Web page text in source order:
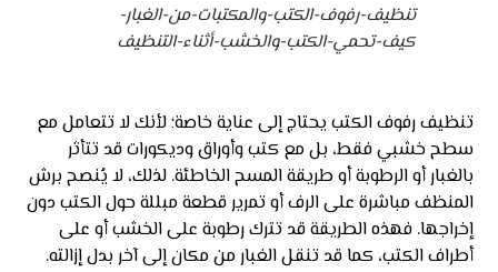
تنظيف-رفوف-الكتب-والمكتبات-من-الغبار-
كيف-تحمي-الكتب-والخشب-أثناء-التنظيف
تنظيف رفوف الكتب يحتاج إلى عناية خاصة؛ لأنك لا تتعامل مع
سطح خشبي فقط، بل مع كتب وأوراق وديكورات قد تتأثر
بالغبار أو الرطوبة أو طريقة المسح الخاطئة. لذلك، لا يُنصح برش
المنظف مباشرة على الرف أو تمرير قطعة مبللة حول الكتب دون
إخراجها. فهذه الطريقة قد تترك رطوبة على الخشب أو على
أطراف الكتب، كما قد تنقل الغبار من مكان إلى آخر بدل إزالته.